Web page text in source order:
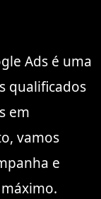
Ads é uma
qualificados
em
vamos
e